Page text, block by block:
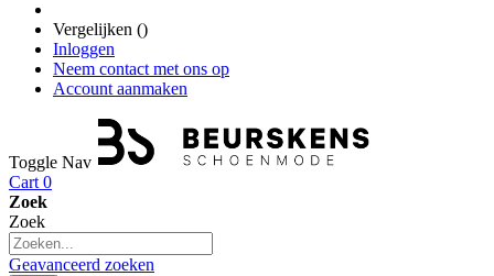
Vergelijken ()
Inloggen
Neem contact met ons op
Account aanmaken
Toggle Nav
Cart 0
Zoek
Zoek
Geavanceerd zoeken